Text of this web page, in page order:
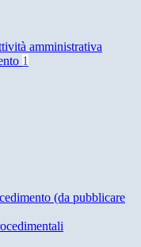
amministrativa
1
(da pubblicare